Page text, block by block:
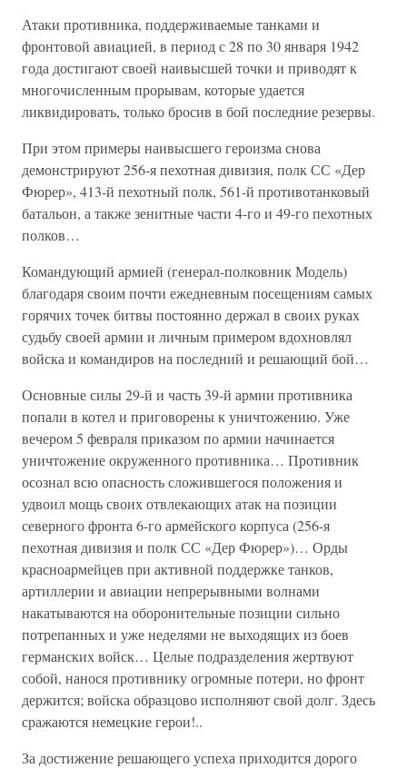
Атаки противника, поддерживаемые танками и
фронтовой авиацией, в период с 28 по 30 января 1942
года достигают своей наивысшей точки и приводят к
многочисленным прорывам, которые удается
ликвидировать, только бросив в бой последние резервы.
При этом примеры наивысшего героизма снова
демонстрируют 256-я пехотная дивизия, полк СС «Дер
Фюрер», 413-й пехотный полк, 561-й противотанковый
батальон, а также зенитные части 4-го и 49-го пехотных
полков…
Командующий армией (генерал-полковник Модель)
благодаря своим почти ежедневным посещениям самых
горячих точек битвы постоянно держал в своих руках
судьбу своей армии и личным примером вдохновлял
войска и командиров на последний и решающий бой…
Основные силы 29-й и часть 39-й армии противника
попали в котел и приговорены к уничтожению. Уже
вечером 5 февраля приказом по армии начинается
уничтожение окруженного противника… Противник
осознал всю опасность сложившегося положения и
удвоил мощь своих отвлекающих атак на позиции
северного фронта 6-го армейского корпуса (256-я
пехотная дивизия и полк СС «Дер Фюрер»)… Орды
красноармейцев при активной поддержке танков,
артиллерии и авиации непрерывными волнами
накатываются на оборонительные позиции сильно
потрепанных и уже неделями не выходящих из боев
германских войск… Целые подразделения жертвуют
собой, нанося противнику огромные потери, но фронт
держится; войска образцово исполняют свой долг. Здесь
сражаются немецкие герои!..
За достижение решающего успеха приходится дорого